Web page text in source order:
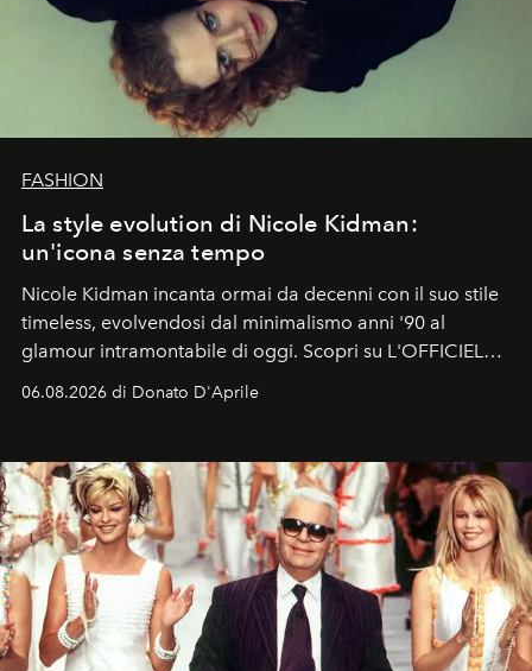
FASHION
La style evolution di Nicole Kidman:
un'icona senza tempo
Nicole Kidman incanta ormai da decenni con il suo stile
timeless, evolvendosi dal minimalismo anni '90 al
glamour intramontabile di oggi. Scopri su L'OFFICIEL
Italia la sua style evolution.
06.08.2026 di Donato D'Aprile